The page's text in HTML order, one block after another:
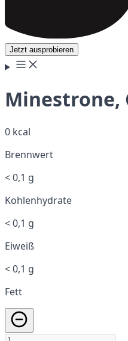
Jetzt ausprobieren
Minestrone,
0 kcal
Brennwert
< 0,1 g
Kohlenhydrate
< 0,1 g
Eiweiß
< 0,1 g
Fett